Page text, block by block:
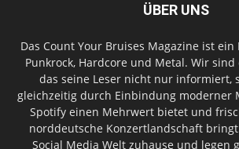
ÜBER UNS
Das Count Your Bruises Magazine ist
Punkrock, Hardcore und Metal. Wir sind
das seine Leser nicht nur informiert,
gleichzeitig durch Einbindung moderner
Spotify einen Mehrwert bietet und
norddeutsche Konzertlandschaft
Social Media Welt zuhause und legen